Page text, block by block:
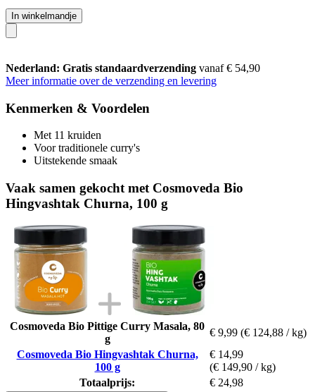
In winkelmandje
Nederland: Gratis standaardverzending vanaf € 54,90
Meer informatie over de verzending en levering
Kenmerken & Voordelen
Met 11 kruiden
Voor traditionele curry's
Uitstekende smaak
Vaak samen gekocht met Cosmoveda Bio
Hingvashtak Churna, 100 g
Cosmoveda Bio Pittige Curry Masala, 80
g
€ 9,99 (€ 124,88 / kg)
Cosmoveda Bio Hingvashtak Churna,
100 g
€ 14,99
(€ 149,90 / kg)
Totaalprijs:
€ 24,98